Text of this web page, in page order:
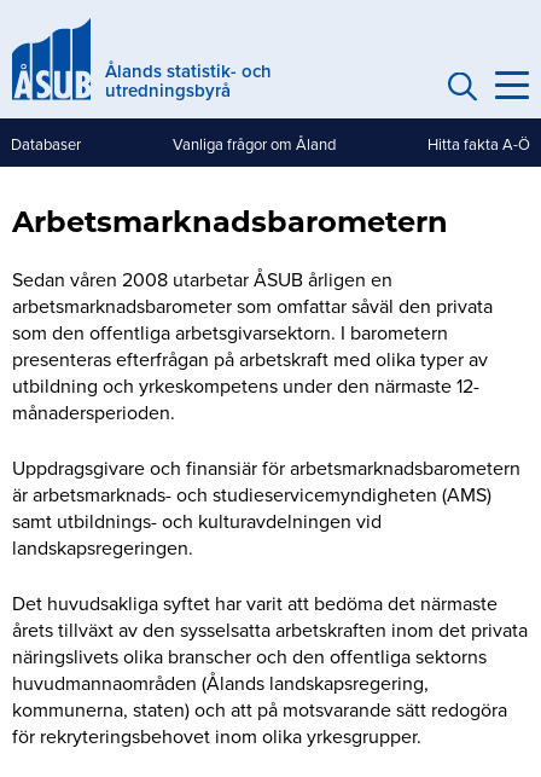
till
huvudinnehållÅlands statistik- och
utredningsbyrå
Genvägar
Databaser Vanliga frågor om Åland Hitta fakta A-Ö
Arbetsmarknadsbarometern
Sedan våren 2008 utarbetar ÅSUB årligen en
arbetsmarknadsbarometer som omfattar såväl den privata
som den offentliga arbetsgivarsektorn. I barometern
presenteras efterfrågan på arbetskraft med olika typer av
utbildning och yrkeskompetens under den närmaste 12-
månadersperioden.
Uppdragsgivare och finansiär för arbetsmarknadsbarometern
är arbetsmarknads- och studieservicemyndigheten (AMS)
samt utbildnings- och kulturavdelningen vid
landskapsregeringen.
Det huvudsakliga syftet har varit att bedöma det närmaste
årets tillväxt av den sysselsatta arbetskraften inom det privata
näringslivets olika branscher och den offentliga sektorns
huvudmannaområden (Ålands landskapsregering,
kommunerna, staten) och att på motsvarande sätt redogöra
för rekryteringsbehovet inom olika yrkesgrupper.